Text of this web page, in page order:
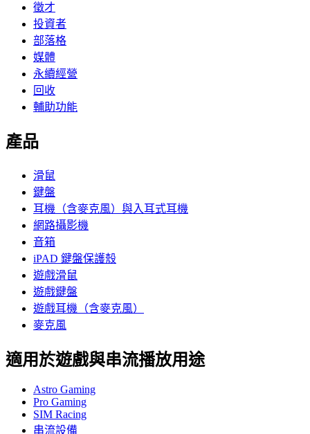
徵才
投資者
部落格
媒體
永續經營
回收
輔助功能
產品
滑鼠
鍵盤
耳機（含麥克風）與入耳式耳機
網路攝影機
音箱
iPAD 鍵盤保護殼
遊戲滑鼠
遊戲鍵盤
遊戲耳機（含麥克風）
麥克風
適用於遊戲與串流播放用途
Astro Gaming
Pro Gaming
SIM Racing
串流設備